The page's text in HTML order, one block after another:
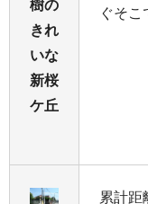
樹の
きれ
いな
新桜
ケ丘
ぐそこ
累計距